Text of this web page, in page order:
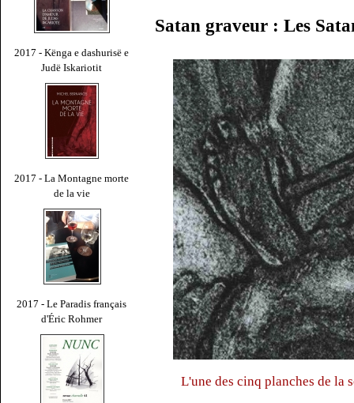
2017 - Kënga e dashurisë e
Judë Iskariotit
2017 - La Montagne morte
de la vie
2017 - Le Paradis français
d'Éric Rohmer
Satan graveur : Les
L'une des cinq planches de la